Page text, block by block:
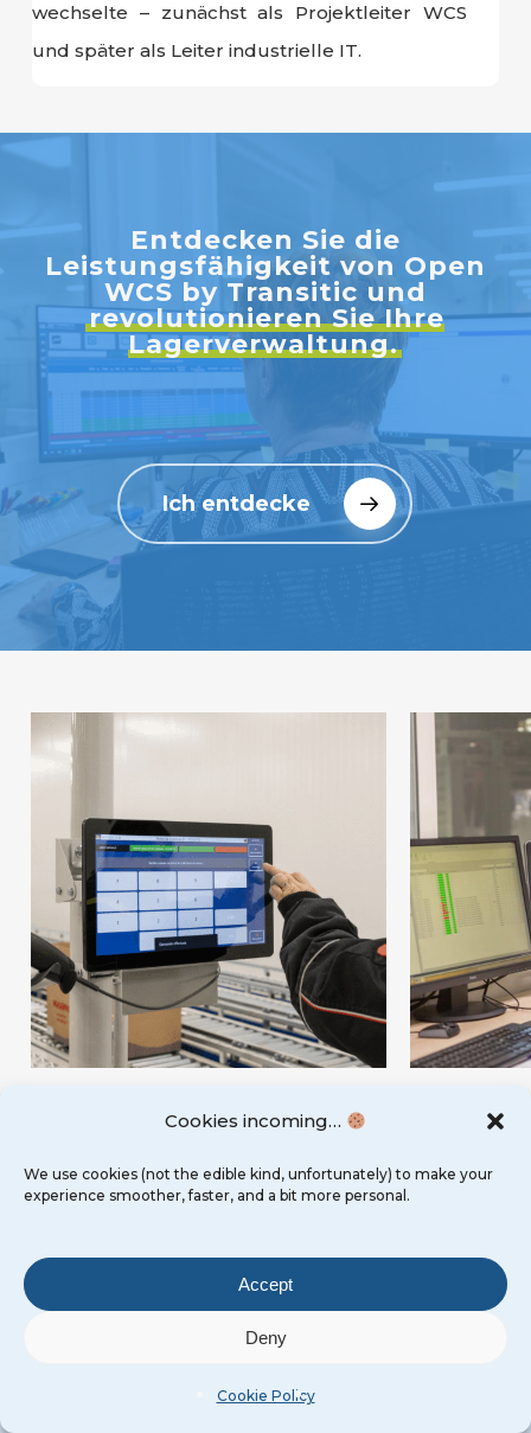
Cookies incoming…
We use cookies (not the edible kind, unfortunately) to make your
experience smoother, faster, and a bit more personal.
Accept
Deny
Cookie Policy
wechselte – zunächst als Projektleiter WCS
und später als Leiter industrielle IT.
Entdecken Sie die
Leistungsfähigkeit von Open
WCS by Transitic und
revolutionieren Sie Ihre
Lagerverwaltung.
Ich entdecke
Melden Sie sich für unseren
Ein Konzentrat der Intralogistik! Hier finden Sie
unsere neuesten Business Cases, Videos und